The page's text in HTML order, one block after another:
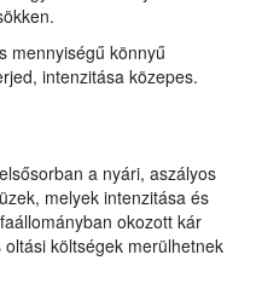
mennyiségű könnyű
intenzitása közepes.
a nyári, aszályos
melyek intenzitása és
okozott kár
költségek merülhetnek